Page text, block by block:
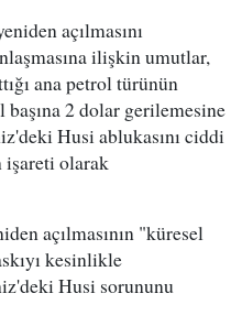
açılmasını
ilişkin umutlar,
ana petrol türünün
2 dolar gerilemesine
Husi ablukasını ciddi
olarak
açılmasının "küresel
kesinlikle
Husi sorununu